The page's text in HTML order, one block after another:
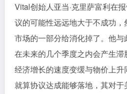
Vital创始人亚当·克里萨富利在
议的可能性远远地大于不成功
市场的一部分给消化掉了。他
在未来的几个季度之内会产生
经济增长的速度变缓与物价上
就算协议达成能够落地，其对